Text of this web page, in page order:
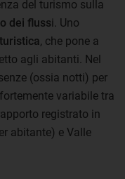
del turismo sulla
dei flussi. Uno
, che pone a
agli abitanti. Nel
(ossia notti) per
variabile tra
registrato in
abitante) e Valle